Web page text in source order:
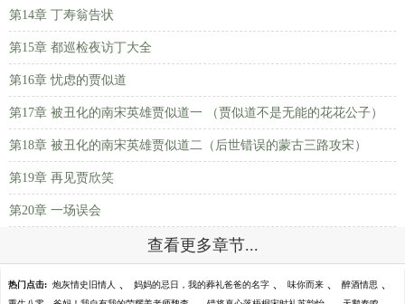
第14章 丁寿翁告状
第15章 都巡检夜访丁大全
第16章 忧虑的贾似道
第17章 被丑化的南宋英雄贾似道一 （贾似道不是无能的花花公子）
第18章 被丑化的南宋英雄贾似道二（后世错误的蒙古三路攻宋）
第19章 再见贾欣笑
第20章 一场误会
查看更多章节...
热门点击: 炮灰情史旧情人 、 妈妈的忌日，我的葬礼爸爸的名字 、 味你而来 、 醉酒情思 、